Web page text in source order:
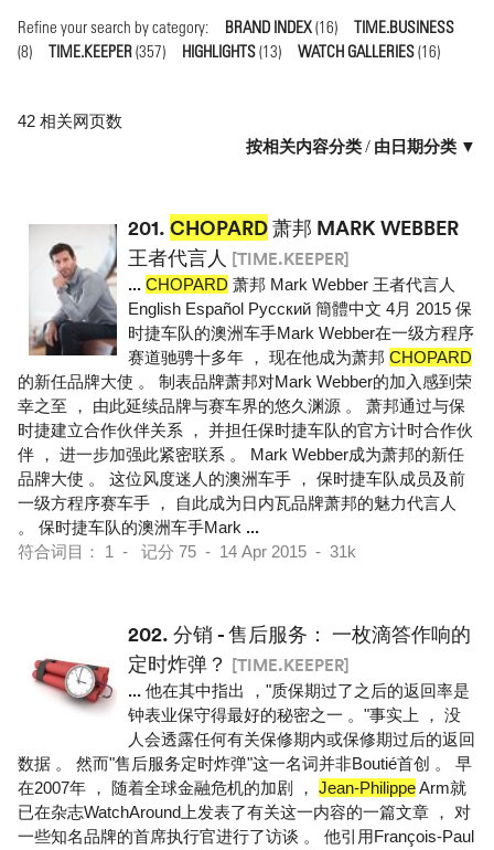
Refine your search by category: BRAND INDEX(16)
TIME.BUSINESS
(8)
TIME.KEEPER(357) HIGHLIGHTS(13) WATCH GALLERIES(16)
42 相关网页数
按相关内容分类/ 由日期分类 ▼
201. CHOPARD萧邦 MARK WEBBER
王者代言人 [TIME.KEEPER]
... CHOPARD 萧邦 Mark Webber 王者代言人
English Español Pусский 簡體中文 4月 2015 保
时捷车队的澳洲车手Mark Webber在一级方程序
赛道驰骋十多年 ， 现在他成为萧邦 CHOPARD
的新任品牌大使 。 制表品牌萧邦对Mark Webber的加入感到荣
幸之至 ， 由此延续品牌与赛车界的悠久渊源 。 萧邦通过与保
时捷建立合作伙伴关系 ， 并担任保时捷车队的官方计时合作伙
伴 ， 进一步加强此紧密联系 。 Mark Webber成为萧邦的新任
品牌大使 。 这位风度迷人的澳洲车手 ， 保时捷车队成员及前
一级方程序赛车手 ， 自此成为日内瓦品牌萧邦的魅力代言人
。 保时捷车队的澳洲车手Mark ...
符合词目： 1 - 记分 75 - 14 Apr 2015 - 31k
202. 分销 - 售后服务： 一枚滴答作响的
定时炸弹？ [TIME.KEEPER]
... 他在其中指出 ，"质保期过了之后的返回率是
钟表业保守得最好的秘密之一 。"事实上 ， 没
人会透露任何有关保修期内或保修期过后的返回
数据 。 然而"售后服务定时炸弹"这一名词并非Boutié首创 。 早
在2007年 ， 随着全球金融危机的加剧 ， Jean-PhilippeArm就
已在杂志WatchAround上发表了有关这一内容的一篇文章 ， 对
一些知名品牌的首席执行官进行了访谈 。 他引用François-Paul